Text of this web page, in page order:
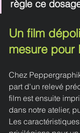
règle ce
Un film
mesure pour
Chez
part d'un relevé
film est ensuite
dans notre atelier,
Les